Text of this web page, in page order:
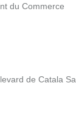
du Commerce
de Catala